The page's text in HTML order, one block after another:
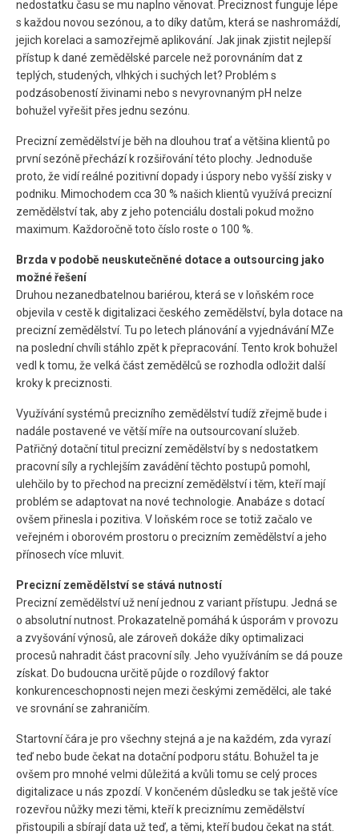
nedostatku času se mu naplno věnovat. Preciznost funguje lépe
s každou novou sezónou, a to díky datům, která se nashromáždí,
jejich korelaci a samozřejmě aplikování. Jak jinak zjistit nejlepší
přístup k dané zemědělské parcele než porovnáním dat z
teplých, studených, vlhkých i suchých let? Problém s
podzásobeností živinami nebo s nevyrovnaným pH nelze
bohužel vyřešit přes jednu sezónu.
Precizní zemědělství je běh na dlouhou trať a většina klientů po
první sezóně přechází k rozšiřování této plochy. Jednoduše
proto, že vidí reálné pozitivní dopady i úspory nebo vyšší zisky v
podniku. Mimochodem cca 30 % našich klientů využívá precizní
zemědělství tak, aby z jeho potenciálu dostali pokud možno
maximum. Každoročně toto číslo roste o 100 %.
Brzda v podobě neuskutečněné dotace a outsourcing jako
možné řešení
Druhou nezanedbatelnou bariérou, která se v loňském roce
objevila v cestě k digitalizaci českého zemědělství, byla dotace na
precizní zemědělství. Tu po letech plánování a vyjednávání MZe
na poslední chvíli stáhlo zpět k přepracování. Tento krok bohužel
vedl k tomu, že velká část zemědělců se rozhodla odložit další
kroky k preciznosti.
Využívání systémů precizního zemědělství tudíž zřejmě bude i
nadále postavené ve větší míře na outsourcovaní služeb.
Patřičný dotační titul precizní zemědělství by s nedostatkem
pracovní síly a rychlejším zavádění těchto postupů pomohl,
ulehčilo by to přechod na precizní zemědělství i těm, kteří mají
problém se adaptovat na nové technologie. Anabáze s dotací
ovšem přinesla i pozitiva. V loňském roce se totiž začalo ve
veřejném i oborovém prostoru o precizním zemědělství a jeho
přínosech více mluvit.
Precizní zemědělství se stává nutností
Precizní zemědělství už není jednou z variant přístupu. Jedná se
o absolutní nutnost. Prokazatelně pomáhá k úsporám v provozu
a zvyšování výnosů, ale zároveň dokáže díky optimalizaci
procesů nahradit část pracovní síly. Jeho využíváním se dá pouze
získat. Do budoucna určitě půjde o rozdílový faktor
konkurenceschopnosti nejen mezi českými zemědělci, ale také
ve srovnání se zahraničím.
Startovní čára je pro všechny stejná a je na každém, zda vyrazí
teď nebo bude čekat na dotační podporu státu. Bohužel ta je
ovšem pro mnohé velmi důležitá a kvůli tomu se celý proces
digitalizace u nás zpozdí. V končeném důsledku se tak ještě více
rozevřou nůžky mezi těmi, kteří k preciznímu zemědělství
přistoupili a sbírají data už teď, a těmi, kteří budou čekat na stát.